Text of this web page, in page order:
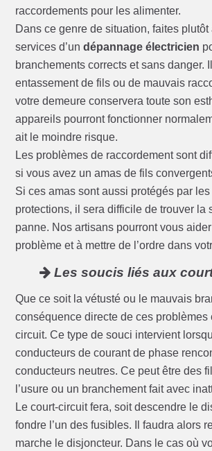
raccordements pour les alimenter.
Dans ce genre de situation, faites
services d’undépannage électricien
branchements corrects et sans danger.
entassement de fils ou de mauvais
votre demeure conservera toute son
appareils pourront fonctionner
ait le moindre risque.
Les problèmes de raccordement sont
si vous avez un amas de fils
Si ces amas sont aussi protégés par
protections, il sera difficile de trouver la
panne. Nos artisans pourront vous
problème et à mettre de l’ordre dans
Les soucis liés aux
Que ce soit la vétusté ou le mauvais
conséquence directe de ces problèmes
circuit. Ce type de souci intervient
conducteurs de courant de phase
conducteurs neutres. Ce peut être des
l’usure ou un branchement fait avec
Le court-circuit fera, soit descendre le
fondre l’un des fusibles. Il faudra alors
marche le disjoncteur. Dans le cas où